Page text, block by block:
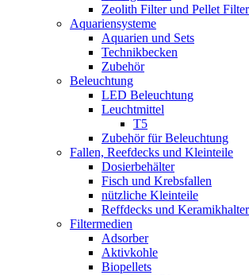
Zeolith Filter und Pellet Filter
Aquariensysteme
Aquarien und Sets
Technikbecken
Zubehör
Beleuchtung
LED Beleuchtung
Leuchtmittel
T5
Zubehör für Beleuchtung
Fallen, Reefdecks und Kleinteile
Dosierbehälter
Fisch und Krebsfallen
nützliche Kleinteile
Reffdecks und Keramikhalter
Filtermedien
Adsorber
Aktivkohle
Biopellets